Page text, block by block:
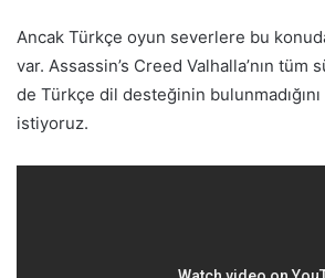
Ancak Türkçe oyun severlere bu
var. Assassin’s Creed Valhalla’nın
de Türkçe dil desteğinin
istiyoruz.